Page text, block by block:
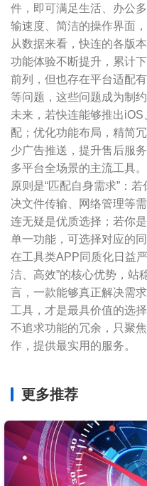
件，即可满足生活、办公
输速度、简洁的操作界面
从数据来看，快连的各版
功能体验不断提升，累计
前列，但也存在平台适配
等问题，这些问题成为制
未来，若快连能够推出
配；优化功能布局，精简
少广告推送，提升售后服
多平台全场景的主流工具
原则是“匹配自身需求”：
决文件传输、网络管理等
连无疑是优质选择；若你
单一功能，可选择对应的同
在工具类APP同质化日益
洁、高效”的核心优势，站
言，一款能够真正解决需
工具，才是最具价值的选
不追求功能的冗余，只聚
作，提供最实用的服务。
更多推荐